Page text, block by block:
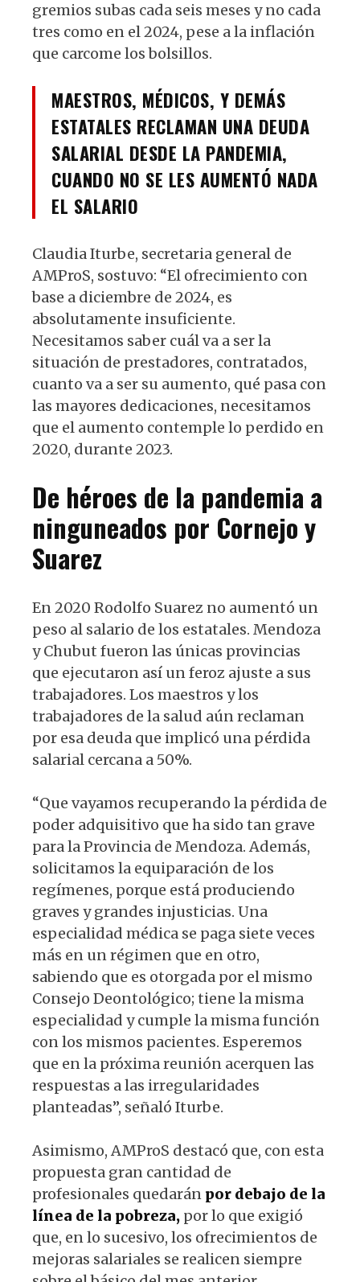
gremios subas cada seis meses y no cada
tres como en el 2024, pese a la inflación
que carcome los bolsillos.
MAESTROS, MÉDICOS, Y DEMÁS
ESTATALES RECLAMAN UNA DEUDA
SALARIAL DESDE LA PANDEMIA,
CUANDO NO SE LES AUMENTÓ NADA
EL SALARIO
Claudia Iturbe, secretaria general de
AMProS, sostuvo: “El ofrecimiento con
base a diciembre de 2024, es
absolutamente insuficiente.
Necesitamos saber cuál va a ser la
situación de prestadores, contratados,
cuanto va a ser su aumento, qué pasa con
las mayores dedicaciones, necesitamos
que el aumento contemple lo perdido en
2020, durante 2023.
De héroes de la pandemia a
ninguneados por Cornejo y
Suarez
En 2020 Rodolfo Suarez no aumentó un
peso al salario de los estatales. Mendoza
y Chubut fueron las únicas provincias
que ejecutaron así un feroz ajuste a sus
trabajadores. Los maestros y los
trabajadores de la salud aún reclaman
por esa deuda que implicó una pérdida
salarial cercana a 50%.
“Que vayamos recuperando la pérdida de
poder adquisitivo que ha sido tan grave
para la Provincia de Mendoza. Además,
solicitamos la equiparación de los
regímenes, porque está produciendo
graves y grandes injusticias. Una
especialidad médica se paga siete veces
más en un régimen que en otro,
sabiendo que es otorgada por el mismo
Consejo Deontológico; tiene la misma
especialidad y cumple la misma función
con los mismos pacientes. Esperemos
que en la próxima reunión acerquen las
respuestas a las irregularidades
planteadas”, señaló Iturbe.
Asimismo, AMProS destacó que, con esta
propuesta gran cantidad de
profesionales quedarán por debajo de la
línea de la pobreza, por lo que exigió
que, en lo sucesivo, los ofrecimientos de
mejoras salariales se realicen siempre